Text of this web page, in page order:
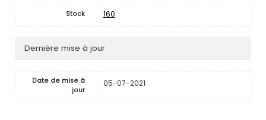
Stock 160
Dernière mise à jour
Date de mise à
jour
05-07-2021